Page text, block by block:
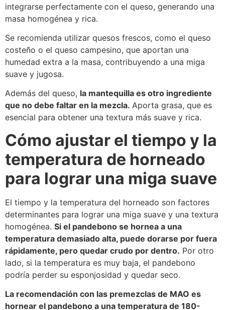
integrarse perfectamente con el queso, generando una
masa homogénea y rica.
Se recomienda utilizar quesos frescos, como el queso
costeño o el queso campesino, que aportan una
humedad extra a la masa, contribuyendo a una miga
suave y jugosa.
Además del queso, la mantequilla es otro ingrediente
que no debe faltar en la mezcla. Aporta grasa, que es
esencial para obtener una textura más suave y rica.
Cómo ajustar el tiempo y la
temperatura de horneado
para lograr una miga suave
El tiempo y la temperatura del horneado son factores
determinantes para lograr una miga suave y una textura
homogénea. Si el pandebono se hornea a una
temperatura demasiado alta, puede dorarse por fuera
rápidamente, pero quedar crudo por dentro. Por otro
lado, si la temperatura es muy baja, el pandebono
podría perder su esponjosidad y quedar seco.
La recomendación con las premezclas de MAO es
hornear el pandebono a una temperatura de 180-